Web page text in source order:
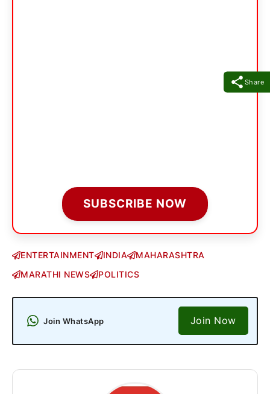
Share
SUBSCRIBE NOW
ENTERTAINMENT INDIA
MAHARASHTRA
MARATHI NEWS
POLITICS
Join WhatsApp Join Now